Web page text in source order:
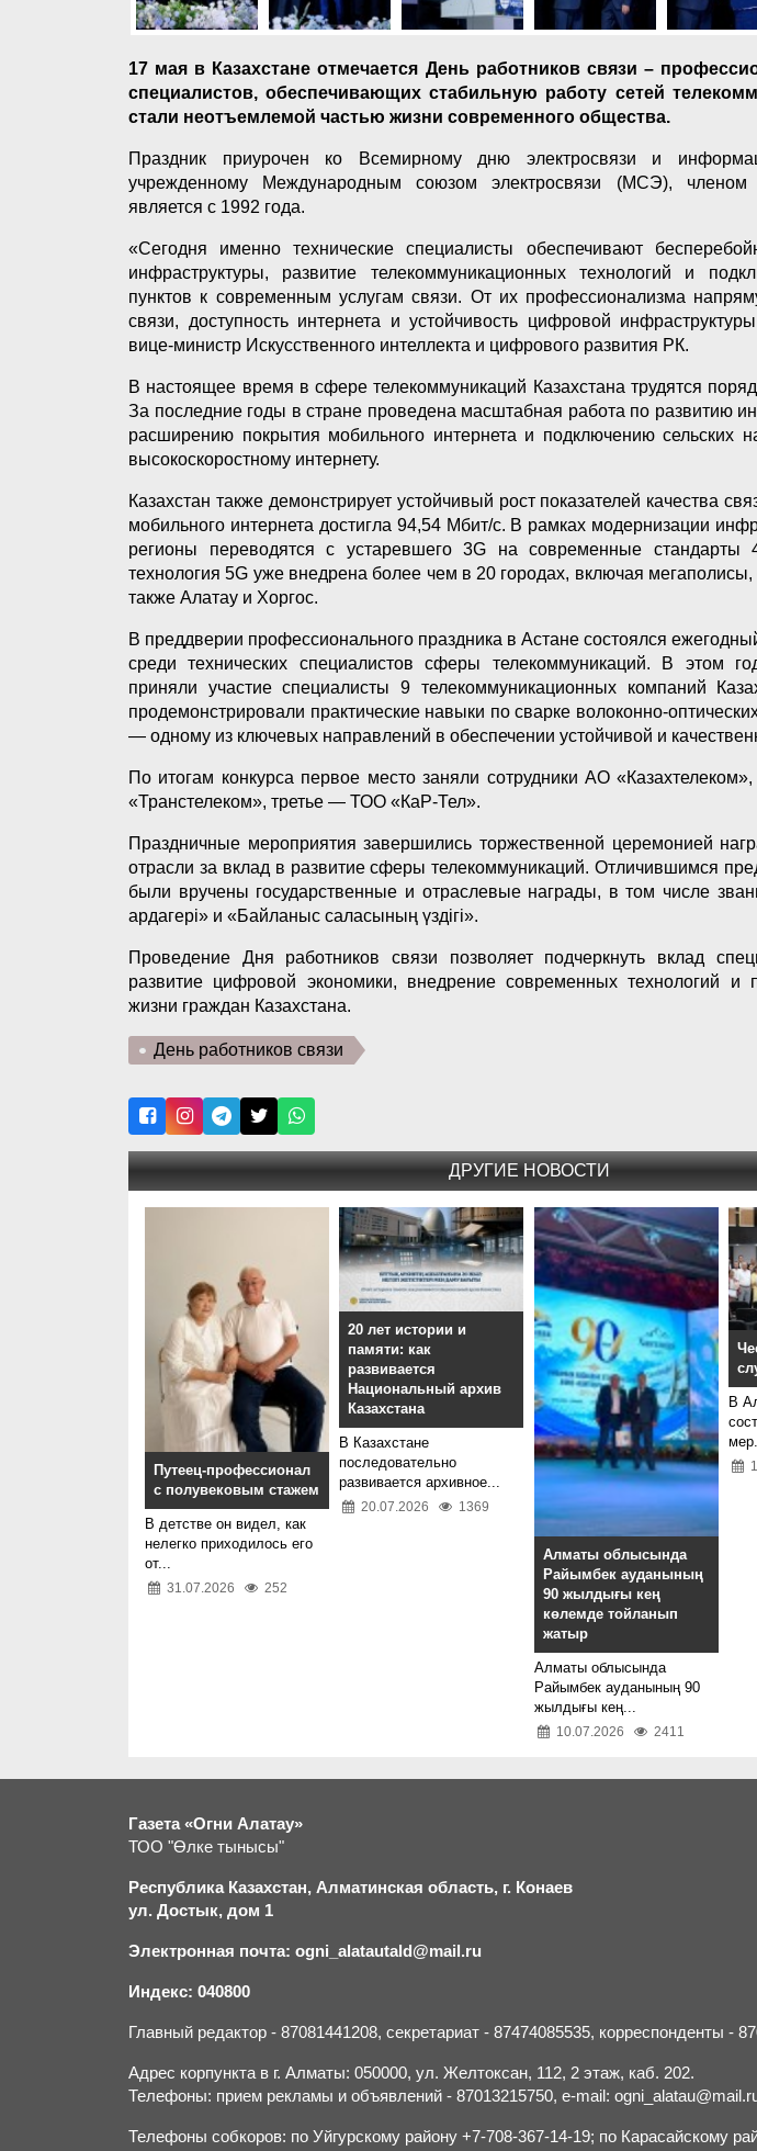
17 мая в Казахстане отмечается День работников связи –
специалистов, обеспечивающих стабильную работу сетей
стали неотъемлемой частью жизни современного общества.
Праздник приурочен ко Всемирному дню электросвязи и
учрежденному Международным союзом электросвязи (МСЭ), членом
является с 1992 года.
«Сегодня именно технические специалисты обеспечивают
инфраструктуры, развитие телекоммуникационных технологий и
пунктов к современным услугам связи. От их профессионализма
связи, доступность интернета и устойчивость цифровой
вице-министр Искусственного интеллекта и цифрового развития РК.
В настоящее время в сфере телекоммуникаций Казахстана трудятся
За последние годы в стране проведена масштабная работа по развитию
расширению покрытия мобильного интернета и подключению сельских
высокоскоростному интернету.
Казахстан также демонстрирует устойчивый рост показателей качества
мобильного интернета достигла 94,54 Мбит/с. В рамках модернизации
регионы переводятся с устаревшего 3G на современные
технология 5G уже внедрена более чем в 20 городах, включая
также Алатау и Хоргос.
В преддверии профессионального праздника в Астане состоялся
среди технических специалистов сферы телекоммуникаций. В этом
приняли участие специалисты 9 телекоммуникационных компаний
продемонстрировали практические навыки по сварке волоконно-
— одному из ключевых направлений в обеспечении устойчивой и
По итогам конкурса первое место заняли сотрудники АО
«Транстелеком», третье — ТОО «КаР-Тел».
Праздничные мероприятия завершились торжественной церемонией
отрасли за вклад в развитие сферы телекоммуникаций. Отличившимся
были вручены государственные и отраслевые награды, в том числе
ардагері» и «Байланыс саласының үздігі».
Проведение Дня работников связи позволяет подчеркнуть вклад
развитие цифровой экономики, внедрение современных технологий и
жизни граждан Казахстана.
День работников связи
ДРУГИЕ НОВОСТИ
Путеец-профессионал
с полувековым стажем
В детстве он видел, как
нелегко приходилось его
от...
31.07.2026 252
20 лет истории и
памяти: как
развивается
Национальный архив
Казахстана
В Казахстане
последовательно
развивается архивное...
20.07.2026 1369
Алматы облысында
Райымбек ауданының
90 жылдығы кең
көлемде тойланып
жатыр
Алматы облысында
Райымбек ауданының 90
жылдығы кең...
10.07.2026 2411
В
Газета «Огни Алатау»
ТОО "Өлке тынысы"
Республика Казахстан, Алматинская область, г. Конаев
ул. Достык, дом 1
Электронная почта: ogni_alatautald@mail.ru
Индекс: 040800
Главный редактор - 87081441208, секретариат - 87474085535, корреспонденты
Адрес корпункта в г. Алматы: 050000, ул. Желтоксан, 112, 2 этаж, каб. 202.
Телефоны: прием рекламы и объявлений - 87013215750, e-mail:
Телефоны собкоров: по Уйгурскому району +7-708-367-14-19; по Карасайскому